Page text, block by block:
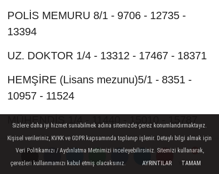
Yorumlar
Yorumlar
POLİS MEMURU 8/1 - 9706 - 12735 -
13394
UZ. DOKTOR 1/4 - 13312 - 17467 - 18371
HEMŞİRE (Lisans mezunu)5/1 - 8351 -
10957 - 11524
MÜHENDİS 1/4 - 11440 - 15010 - 15787
TEKNİSYEN (Lise mezunu) 11/1 - 7132 -
9358 - 9842
Sizlere daha iyi hizmet sunabilmek adına sitemizde çerez konumlandırmaktayız.
Kişisel verileriniz, KVKK ve GDPR kapsamında toplanıp işlenir. Detaylı bilgi almak için
Veri Politikamızı / Aydınlatma Metnimizi inceleyebilirsiniz. Sitemizi kullanarak,
çerezleri kullanmamızı kabul etmiş olacaksınız.
AYRINTILAR TAMAM